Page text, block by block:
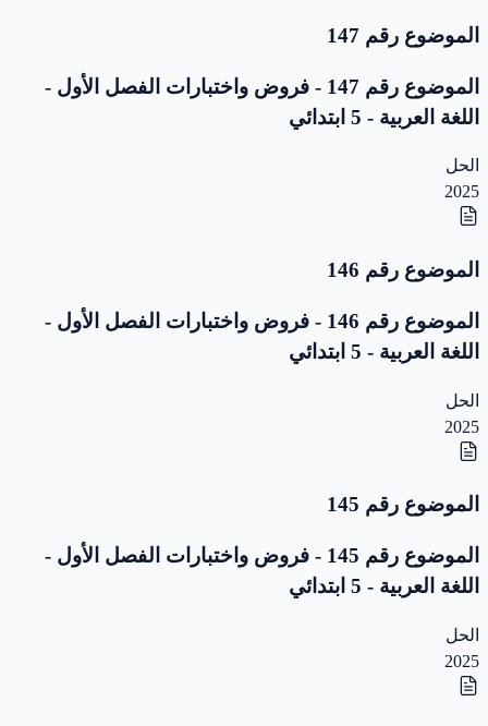
الموضوع رقم 147
الموضوع رقم 147 - فروض واختبارات الفصل الأول -
اللغة العربية - 5 ابتدائي
الحل
2025
الموضوع رقم 146
الموضوع رقم 146 - فروض واختبارات الفصل الأول -
اللغة العربية - 5 ابتدائي
الحل
2025
الموضوع رقم 145
الموضوع رقم 145 - فروض واختبارات الفصل الأول -
اللغة العربية - 5 ابتدائي
الحل
2025